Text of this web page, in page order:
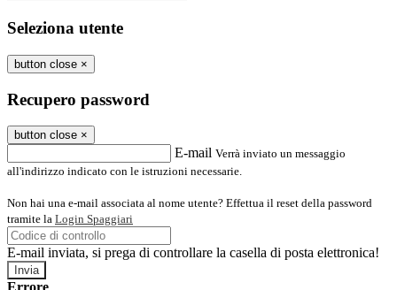
Seleziona utente
button close ×
Recupero password
button close ×
E-mail Verrà inviato un messaggio
all'indirizzo indicato con le istruzioni necessarie.
Non hai una e-mail associata al nome utente? Effettua il reset della password
tramite la Login Spaggiari
E-mail inviata, si prega di controllare la casella di posta elettronica!